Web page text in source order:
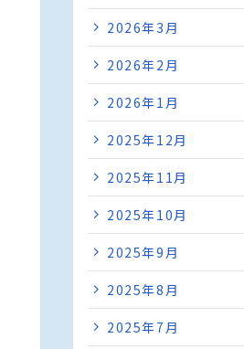
2026年3月
2026年2月
2026年1月
2025年12月
2025年11月
2025年10月
2025年9月
2025年8月
2025年7月